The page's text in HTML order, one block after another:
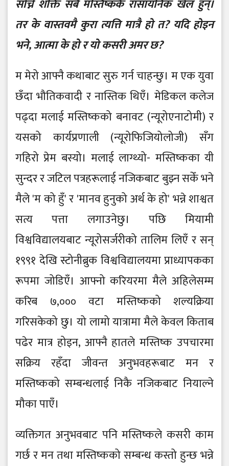
सोच्ने शक्ति सबै मस्तिष्ककै रासायनिक खेल हुन्।
तर के वास्तवमै कुरा त्यत्ति मात्रै हो त? यदि होइन
भने, आत्मा के हो र यो कसरी अमर छ?
म मेरो आफ्नै कथाबाट सुरु गर्न चाहन्छु। म एक युवा
छँदा भौतिकवादी र नास्तिक थिएँ। मेडिकल कलेज
पढ्दा मलाई मस्तिष्कको बनावट (न्यूरोएनाटोमी) र
यसको कार्यप्रणाली (न्यूरोफिजियोलोजी) सँग
गहिरो प्रेम बस्यो। मलाई लाग्थ्यो- मस्तिष्कका यी
सुन्दर र जटिल पत्रहरूलाई नजिकबाट बुझ्न सकेँ भने
मैले 'म को हुँ' र 'मानव हुनुको अर्थ के हो' भन्ने शाश्वत
सत्य पत्ता लगाउनेछु। पछि मियामी
विश्वविद्यालयबाट न्यूरोसर्जरीको तालिम लिएँ र सन्
१९९१ देखि स्टोनीब्रुक विश्वविद्यालयमा प्राध्यापकका
रूपमा जोडिएँ। आफ्नो करियरमा मैले अहिलेसम्म
करिब ७,००० वटा मस्तिष्कको शल्यक्रिया
गरिसकेको छु। यो लामो यात्रामा मैले केवल किताब
पढेर मात्र होइन, आफ्नै हातले मस्तिष्क उपचारमा
सक्रिय रहँदा जीवन्त अनुभवहरूबाट मन र
मस्तिष्कको सम्बन्धलाई निकै नजिकबाट नियाल्ने
मौका पाएँ।
व्यक्तिगत अनुभवबाट पनि मस्तिष्कले कसरी काम
गर्छ र मन तथा मस्तिष्कको सम्बन्ध कस्तो हुन्छ भन्ने